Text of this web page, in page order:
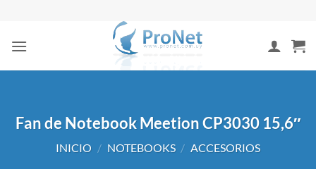
contenido
Fan de Notebook Meetion CP3030 15,6″
INICIO / NOTEBOOKS / ACCESORIOS